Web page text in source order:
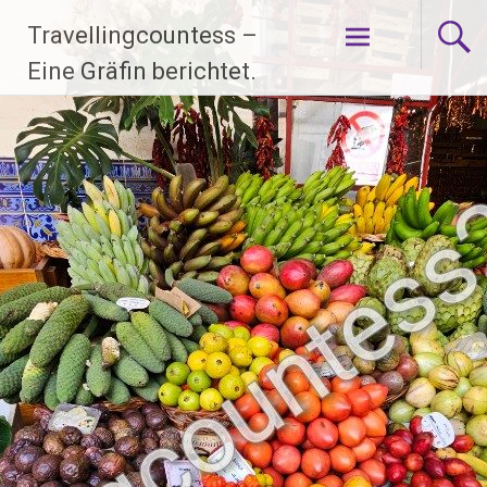
Inhalt
springen
Travellingcountess –
Eine Gräfin berichtet.